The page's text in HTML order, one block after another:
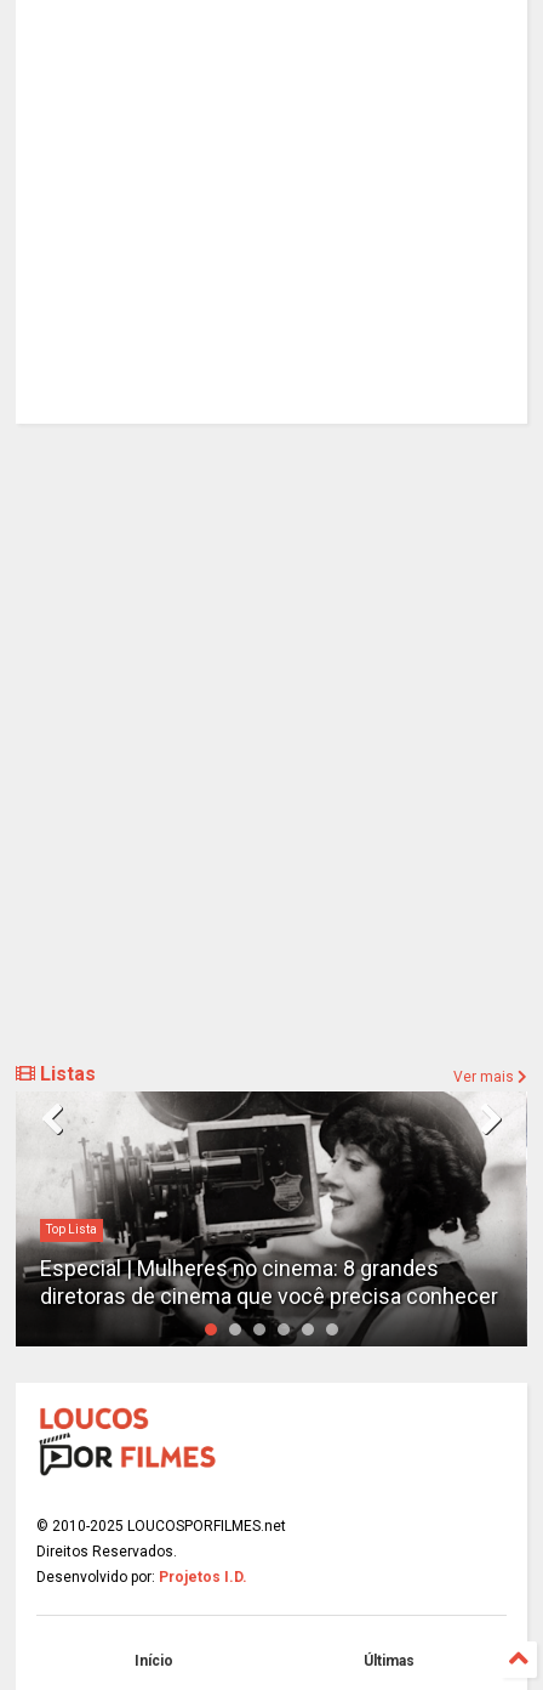
Listas Ver mais
Top Lista
Especial | Mulheres no cinema: 8 grandes
diretoras de cinema que você precisa conhecer
© 2010-2025 LOUCOSPORFILMES.net
Direitos Reservados.
Desenvolvido por: Projetos I.D.
Início Últimas